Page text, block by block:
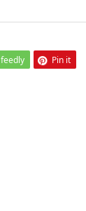
feedly Pin it